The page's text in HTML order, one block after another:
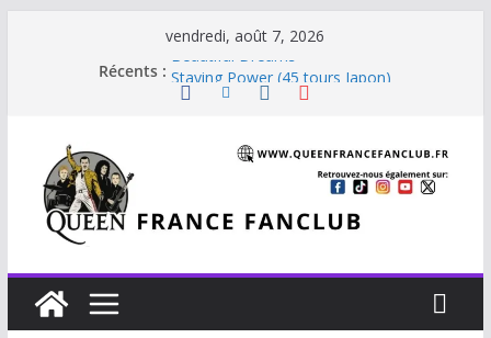
vendredi, août 7, 2026
Récents : Beautiful Dreams
Staying Power (45 tours Japon)
Je vis avec Freddie Mercury